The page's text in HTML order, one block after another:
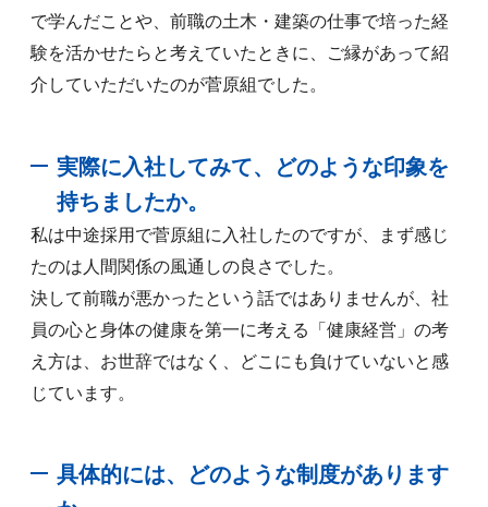
で学んだことや、前職の土木・建築の仕事で培った経
験を活かせたらと考えていたときに、ご縁があって紹
介していただいたのが菅原組でした。
実際に入社してみて、どのような印象を
持ちましたか。
私は中途採用で菅原組に入社したのですが、まず感じ
たのは人間関係の風通しの良さでした。
決して前職が悪かったという話ではありませんが、社
員の心と身体の健康を第一に考える「健康経営」の考
え方は、お世辞ではなく、どこにも負けていないと感
じています。
具体的には、どのような制度があります